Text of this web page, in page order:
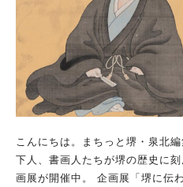
こんにちは。まちっと堺・泉北編集部
下人、書画人たちが堺の歴史に
画展が開催中。 企画展「堺に伝